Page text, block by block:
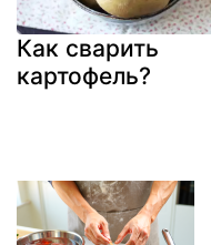
Как сварить
картофель?